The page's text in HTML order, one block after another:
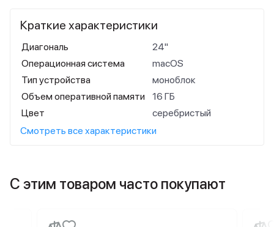
Краткие характеристики
Диагональ
24"
Операционная система
macOS
Тип устройства
моноблок
Объем оперативной памяти
16 ГБ
Цвет
серебристый
Смотреть все характеристики
С этим товаром часто покупают